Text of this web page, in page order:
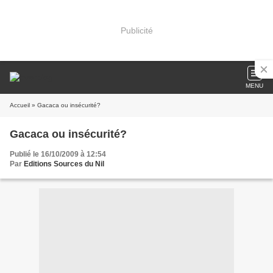
Publicité
MENU
Accueil » Gacaca ou insécurité?
Gacaca ou insécurité?
Publié le 16/10/2009 à 12:54
Par Editions Sources du Nil